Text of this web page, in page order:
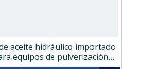
aceite hidráulico importado
equipos de pulverización